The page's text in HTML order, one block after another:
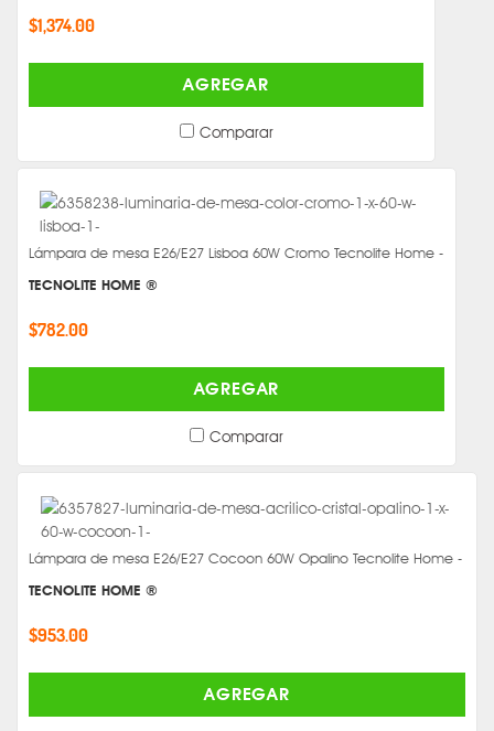
$1,374.00
AGREGAR
Comparar
Lámpara de mesa E26/E27 Lisboa 60W Cromo Tecnolite Home -
TECNOLITE HOME ®
$782.00
AGREGAR
Comparar
Lámpara de mesa E26/E27 Cocoon 60W Opalino Tecnolite Home -
TECNOLITE HOME ®
$953.00
AGREGAR